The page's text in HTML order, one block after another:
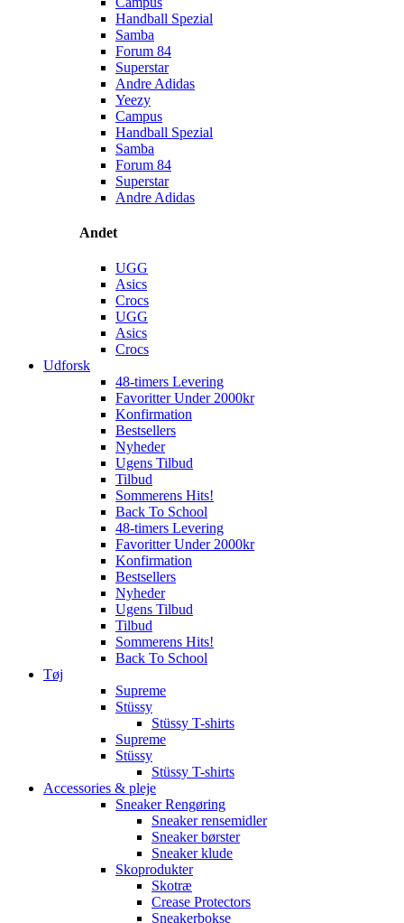
Handball Spezial
Samba
Forum 84
Superstar
Andre Adidas
Yeezy
Campus
Handball Spezial
Samba
Forum 84
Superstar
Andre Adidas
Andet
UGG
Asics
Crocs
UGG
Asics
Crocs
Udforsk
48-timers Levering
Favoritter Under 2000kr
Konfirmation
Bestsellers
Nyheder
Ugens Tilbud
Tilbud
Sommerens Hits!
Back To School
48-timers Levering
Favoritter Under 2000kr
Konfirmation
Bestsellers
Nyheder
Ugens Tilbud
Tilbud
Sommerens Hits!
Back To School
Tøj
Supreme
Stüssy
Stüssy T-shirts
Supreme
Stüssy
Stüssy T-shirts
Accessories & pleje
Sneaker Rengøring
Sneaker rensemidler
Sneaker børster
Sneaker klude
Skoprodukter
Skotræ
Crease Protectors
Sneakerbokse